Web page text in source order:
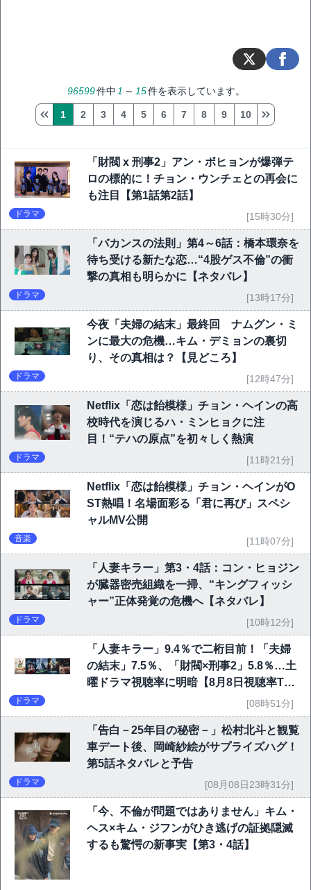
96599件中 1 ～ 15件を表示しています。
1 2 3 4 5 6 7 8 9 10
「財閥 x 刑事2」アン・ボヒョンが爆弾テ
ロの標的に！チョン・ウンチェとの再会に
も注目【第1話第2話】
ドラマ [15時30分]
「バカンスの法則」第4～6話：橋本環奈を
待ち受ける新たな恋…“4股ゲス不倫”の衝
撃の真相も明らかに【ネタバレ】
ドラマ [13時17分]
今夜「夫婦の結末」最終回 ナムグン・ミ
ンに最大の危機…キム・デミョンの裏切
り、その真相は？【見どころ】
ドラマ [12時47分]
Netflix「恋は飴模様」チョン・ヘインの高
校時代を演じるハ・ミンヒョクに注
目！“テハの原点”を初々しく熱演
ドラマ [11時21分]
Netflix「恋は飴模様」チョン・ヘインがO
ST熱唱！名場面彩る「君に再び」スペシ
ャルMV公開
音楽 [11時07分]
「人妻キラー」第3・4話：コン・ヒョジン
が臓器密売組織を一掃、“キングフィッシ
ャー”正体発覚の危機へ【ネタバレ】
ドラマ [10時12分]
「人妻キラー」9.4％で二桁目前！「夫婦
の結末」7.5％、「財閥×刑事2」5.8％…土
曜ドラマ視聴率に明暗【8月8日視聴率TO
ドラマ [08時51分]
「告白－25年目の秘密－」松村北斗と観覧
車デート後、岡崎紗絵がサプライズハグ！
第5話ネタバレと予告
ドラマ [08月08日23時31分]
「今、不倫が問題ではありません」キム・
ヘス×キム・ジフンがひき逃げの証拠隠滅
するも驚愕の新事実【第3・4話】